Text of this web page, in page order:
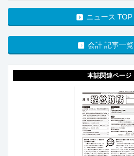
ニュース TOP
会計 記事一
本誌関連ページ